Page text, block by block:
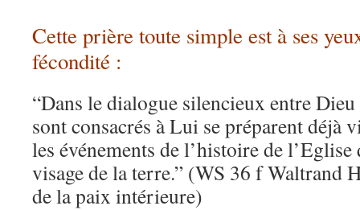
Cette prière toute simple est à ses
fécondité :
“Dans le dialogue silencieux entre
sont consacrés à Lui se préparent déjà
les événements de l’histoire de
visage de la terre.” (WS 36 f Waltrand
de la paix intérieure)